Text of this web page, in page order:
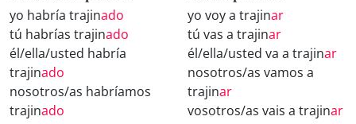
yo habría trajinado
tú habrías trajinado
él/ella/usted habría
trajinado
nosotros/as habríamos
trajinado
yo voy a trajinar
tú vas a trajinar
él/ella/usted va a trajinar
nosotros/as vamos a
trajinar
vosotros/as vais a trajinar